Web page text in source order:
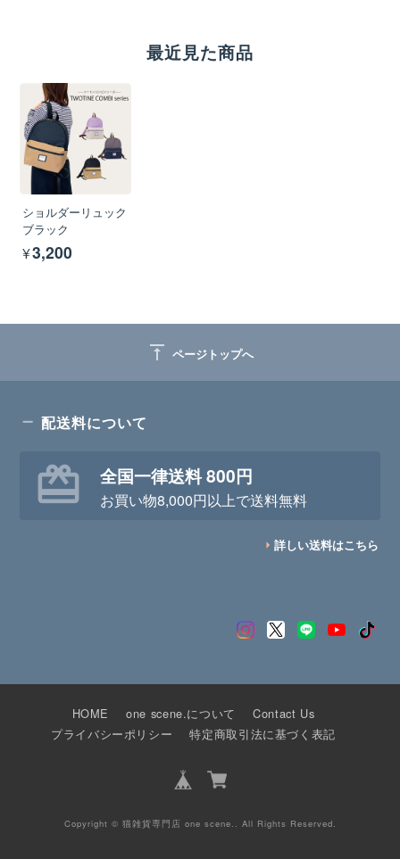
最近見た商品
ショルダーリュック
ブラック
¥3,200
vertical_align_top ページトップへ
配送料について
全国一律送料 800円
お買い物8,000円以上で送料無料
詳しい送料はこちら
HOME one scene.について
Contact Us
プライバシーポリシー
特定商取引法に基づく表記
Copyright © 猫雑貨専門店 one scene.. All Rights Reserved.